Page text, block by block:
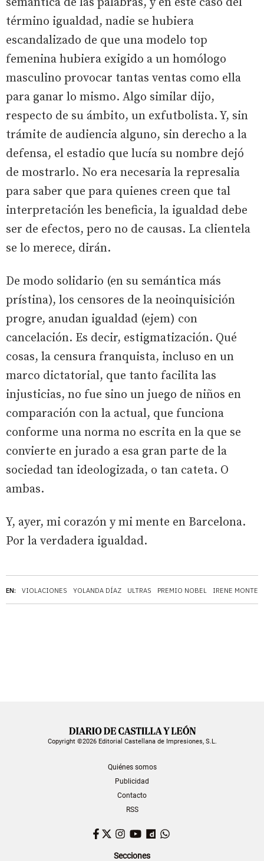
EN: VIOLACIONES YOLANDA DÍAZ ULTRAS PREMIO NOBEL IRENE
término igualdad, nadie se hubiera
escandalizado de que una modelo top
femenina hubiera exigido a un homólogo
masculino provocar tantas ventas como ella
para ganar lo mismo. Algo similar dijo,
respecto de su ámbito, un exfutbolista. Y, sin
trámite de audiencia alguno, sin derecho a la
defensa, el estadio que lucía su nombre dejó
de mostrarlo. No era necesaria la represalia
para saber que para quienes creen que tal
interpretación les beneficia, la igualdad debe
ser de efectos, pero no de causas. La clientela
se lo merece, dirán.
De modo solidario (en su semántica más
prístina), los censores de la neoinquisición
progre, anudan igualdad (ejem) con
cancelación. Es decir, estigmatización. Qué
cosas, la censura franquista, incluso en un
marco dictatorial, que tanto facilita las
injusticias, no fue sino un juego de niños en
comparación con la actual, que funciona
conforme una norma no escrita en la que se
convierte en jurado a esa gran parte de la
sociedad tan ideologizada, o tan cateta. O
ambas.
Y, ayer, mi corazón y mi mente en Barcelona.
Por la verdadera igualdad.
Copyright ©2026 Editorial Castellana de Impresiones, S.L.
Quiénes somos
Publicidad
Contacto
RSS
Facebook
TwitterInstagram
YouTubeDailymotion
Secciones